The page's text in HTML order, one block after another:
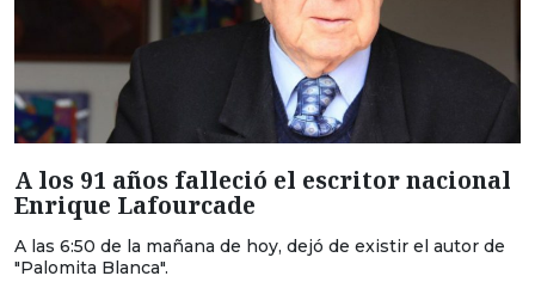
A los 91 años falleció el escritor nacional
Enrique Lafourcade
A las 6:50 de la mañana de hoy, dejó de existir el autor de
"Palomita Blanca".